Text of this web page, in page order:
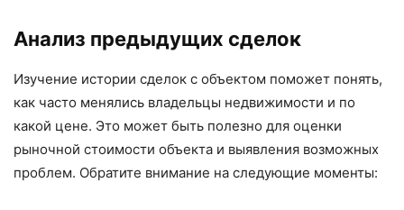
Анализ предыдущих сделок
Изучение истории сделок с объектом поможет понять,
как часто менялись владельцы недвижимости и по
какой цене. Это может быть полезно для оценки
рыночной стоимости объекта и выявления возможных
проблем. Обратите внимание на следующие моменты: